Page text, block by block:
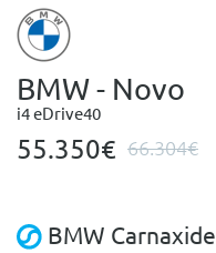
BMW - Novo
i4 eDrive40
55.350€ 66.304€
BMW Carnaxide